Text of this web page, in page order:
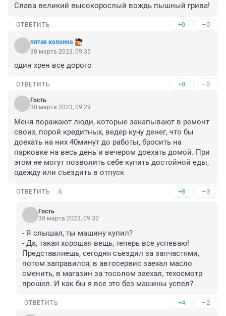
Слава великий высокорослый вождь пышный грива!
ОТВЕТИТЬ +0 –0
пятая колонна
30 марта 2023, 09:35
один хрен все дорого
ОТВЕТИТЬ +8 –0
Гость
30 марта 2023, 09:29
Меня поражают люди, которые закапывают в ремонт
своих, порой кредитных, ведер кучу денег, что бы
доехать на них 40минут до работы, бросить на
парковке на весь день и вечером доехать домой. При
этом не могут позволить себе купить достойной еды,
одежду или съездить в отпуск
ОТВЕТИТЬ 6 +8 –3
Гость
30 марта 2023, 09:32
- Я слышал, ты машину купил?
- Да, такая хорошая вещь, теперь все успеваю!
Представляешь, сегодня съездил за запчастями,
потом заправился, в автосервис заехал масло
сменить, в магазин за тосолом заехал, техосмотр
прошел. И как бы я все это без машины успел?
ОТВЕТИТЬ +4 –2